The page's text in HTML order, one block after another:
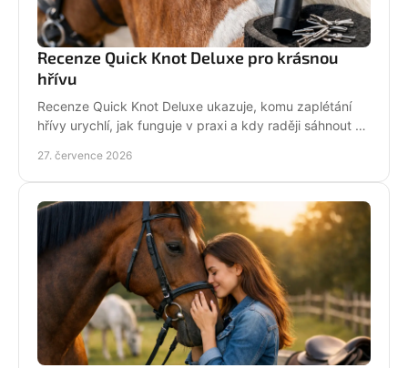
Recenze Quick Knot Deluxe pro krásnou
hřívu
Recenze Quick Knot Deluxe ukazuje, komu zaplétání
hřívy urychlí, jak funguje v praxi a kdy raději sáhnout po
27. července 2026